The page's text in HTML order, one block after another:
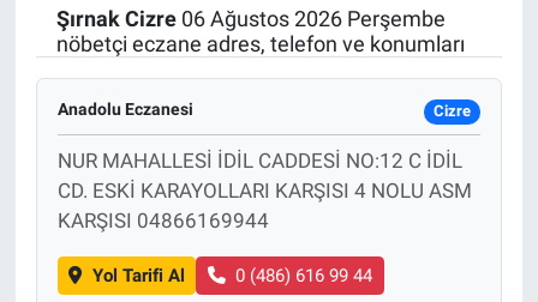
Şırnak Cizre06 Ağustos 2026 Perşembe
nöbetçi eczane adres, telefon ve konumları
Anadolu Eczanesi Cizre
NUR MAHALLESİ İDİL CADDESİ NO:12 C İDİL
CD. ESKİ KARAYOLLARI KARŞISI 4 NOLU ASM
KARŞISI 04866169944
Yol Tarifi Al 0 (486) 616 99 44